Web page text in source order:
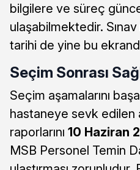
bilgilere ve süreç
ulaşabilmektedir.
tarihi de yine bu
Seçim Sonrası
Seçim aşamalarını
hastaneye sevk edilen
raporlarını 10 Haziran
MSB Personel Temin